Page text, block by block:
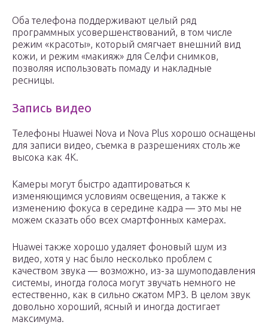
Оба телефона поддерживают целый ряд
программных усовершенствований, в том числе
режим «красоты», который смягчает внешний вид
кожи, и режим «макияж» для Селфи снимков,
позволяя использовать помаду и накладные
ресницы.
Запись видео
Телефоны Huawei Nova и Nova Plus хорошо оснащены
для записи видео, съемка в разрешениях столь же
высока как 4K.
Камеры могут быстро адаптироваться к
изменяющимся условиям освещения, а также к
изменению фокуса в середине кадра — это мы не
можем сказать обо всех смартфонных камерах.
Huawei также хорошо удаляет фоновый шум из
видео, хотя у нас было несколько проблем с
качеством звука — возможно, из-за шумоподавления
системы, иногда голоса могут звучать немного не
естественно, как в сильно сжатом MP3. В целом звук
довольно хороший, ясный и иногда достигает
максимума.